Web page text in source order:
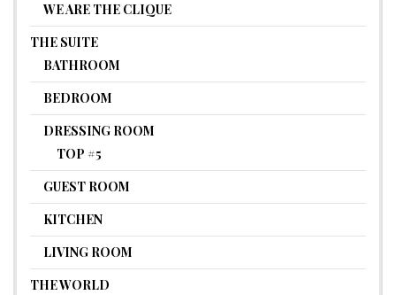
WE ARE THE CLIQUE
THE SUITE
BATHROOM
BEDROOM
DRESSING ROOM
TOP #5
GUEST ROOM
KITCHEN
LIVING ROOM
THE WORLD